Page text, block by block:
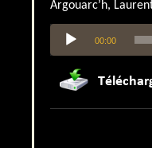
Argouarc’h,
audio
00:00